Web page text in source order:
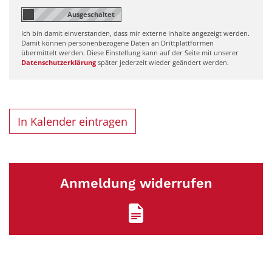
Ich bin damit einverstanden, dass mir externe Inhalte angezeigt werden.
Damit können personenbezogene Daten an Drittplattformen
übermittelt werden. Diese Einstellung kann auf der Seite mit unserer
Datenschutzerklärung später jederzeit wieder geändert werden.
In Kalender eintragen
Anmeldung widerrufen